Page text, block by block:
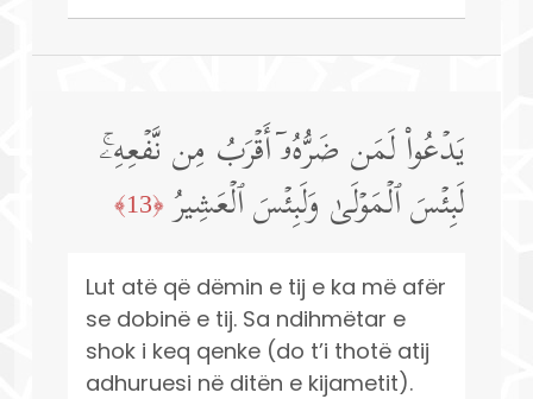
یَدۡعُوا۟ لَمَن ضَرُّهُۥۤ أَقۡرَبُ مِن نَّفۡعِهِۦۚ
لَبِئۡسَ ٱلۡمَوۡلَىٰ وَلَبِئۡسَ ٱلۡعَشِیرُ ﴿13﴾
Lut atë që dëmin e tij e ka më afër
se dobinë e tij. Sa ndihmëtar e
shok i keq qenke (do t’i thotë atij
adhuruesi në ditën e kijametit).